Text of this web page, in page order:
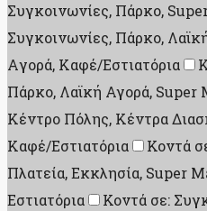
Συγκοινωνίες, Πάρκο,
Συγκοινωνίες, Πάρκο,
Aγορά, Καφέ/Εστιατόρια
Πάρκο, Λαϊκή Αγορά, Super
Κέντρο Πόλης, Κέντρα
Καφέ/Εστιατόρια
Κοντά
Πλατεία, Εκκλησία, Super
Εστιατόρια
Κοντά σε: